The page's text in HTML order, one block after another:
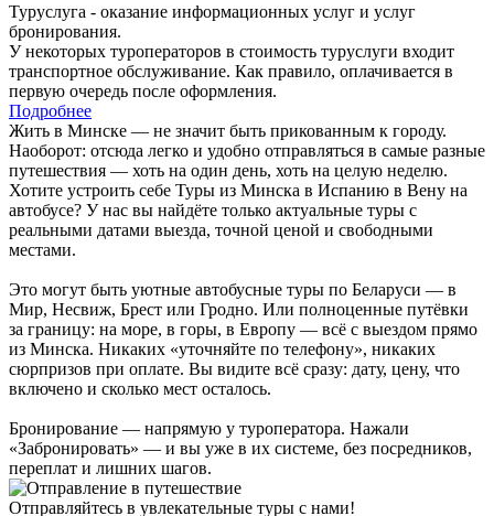
Туруслуга - оказание информационных услуг и услуг
бронирования.
У некоторых туроператоров в стоимость туруслуги входит
транспортное обслуживание. Как правило, оплачивается в
первую очередь после оформления.
Подробнее
Жить в Минске — не значит быть прикованным к городу.
Наоборот: отсюда легко и удобно отправляться в самые разные
путешествия — хоть на один день, хоть на целую неделю.
Хотите устроить себе Туры из Минска в Испанию в Вену на
автобусе? У нас вы найдёте только актуальные туры с
реальными датами выезда, точной ценой и свободными
местами.
Это могут быть уютные автобусные туры по Беларуси — в
Мир, Несвиж, Брест или Гродно. Или полноценные путёвки
за границу: на море, в горы, в Европу — всё с выездом прямо
из Минска. Никаких «уточняйте по телефону», никаких
сюрпризов при оплате. Вы видите всё сразу: дату, цену, что
включено и сколько мест осталось.
Бронирование — напрямую у туроператора. Нажали
«Забронировать» — и вы уже в их системе, без посредников,
переплат и лишних шагов.
Отправляйтесь в увлекательные туры с нами!